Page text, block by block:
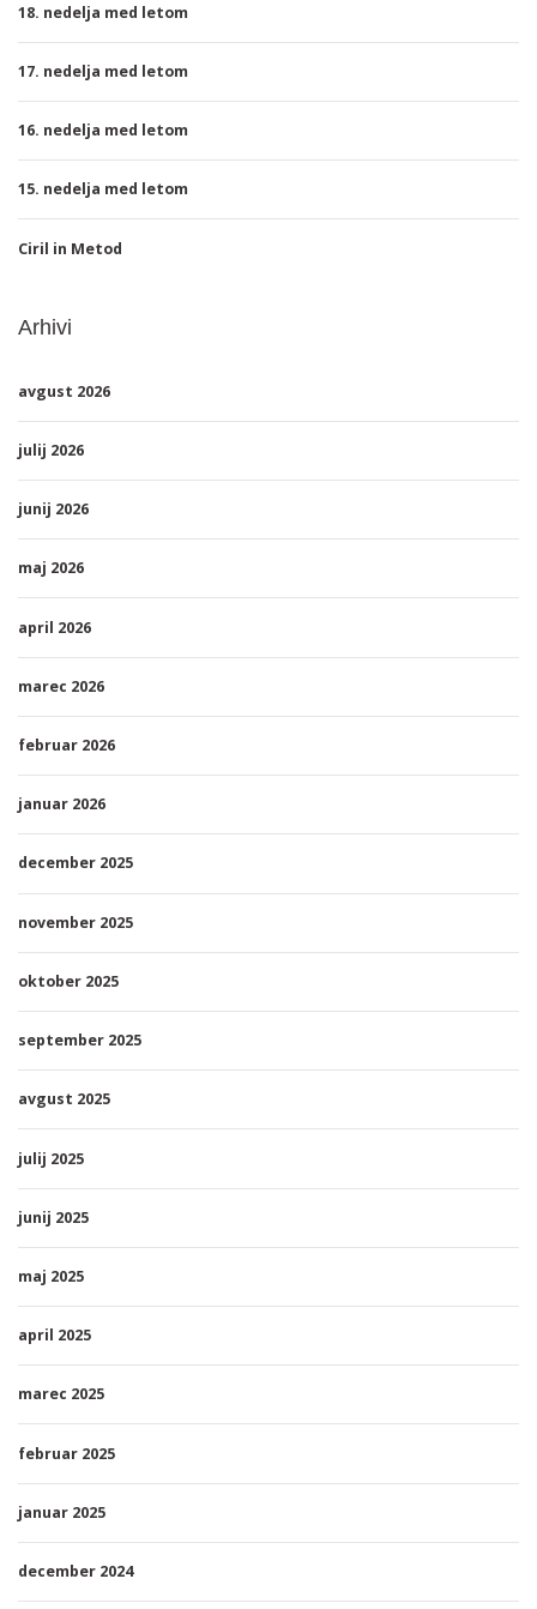
18. nedelja med letom
17. nedelja med letom
16. nedelja med letom
15. nedelja med letom
Ciril in Metod
Arhivi
avgust 2026
julij 2026
junij 2026
maj 2026
april 2026
marec 2026
februar 2026
januar 2026
december 2025
november 2025
oktober 2025
september 2025
avgust 2025
julij 2025
junij 2025
maj 2025
april 2025
marec 2025
februar 2025
januar 2025
december 2024